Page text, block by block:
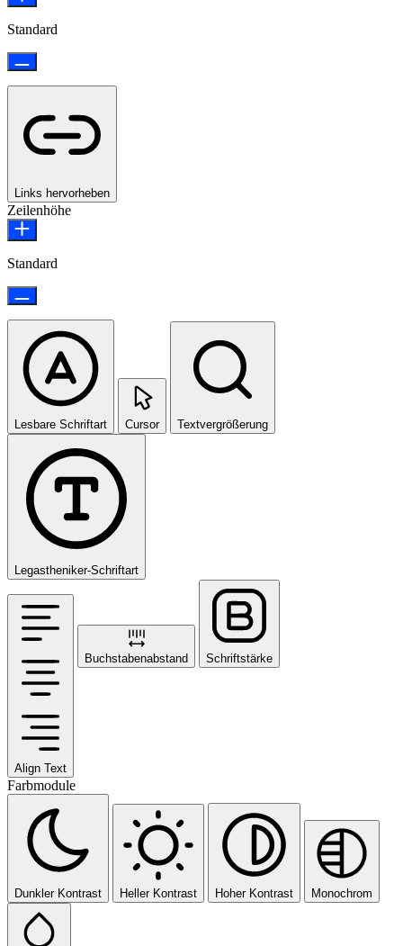
Standard
Links hervorheben
Zeilenhöhe
Standard
Lesbare Schriftart Cursor Textvergrößerung
Legastheniker-Schriftart
Align Text
Buchstabenabstand Schriftstärke
Farbmodule
Dunkler Kontrast Heller Kontrast Hoher Kontrast Monochrom